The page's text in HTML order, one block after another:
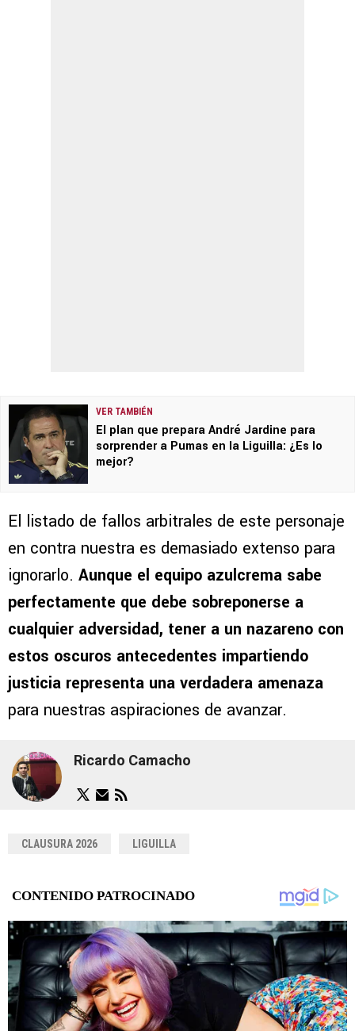
VER TAMBIÉN
El plan que prepara André Jardine para
sorprender a Pumas en la Liguilla: ¿Es lo
mejor?
El listado de fallos arbitrales de este personaje
en contra nuestra es demasiado extenso para
ignorarlo. Aunque el equipo azulcrema sabe
perfectamente que debe sobreponerse a
cualquier adversidad, tener a un nazareno con
estos oscuros antecedentes impartiendo
justicia representa una verdadera amenaza
para nuestras aspiraciones de avanzar.
Ricardo Camacho
CLAUSURA 2026 LIGUILLA